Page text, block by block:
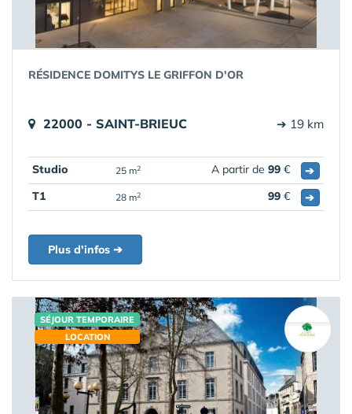
RÉSIDENCE DOMITYS LE GRIFFON D'OR
22000 - SAINT-BRIEUC ➔ 19 km
Studio 25 m2 A partir de 99 €
➔
T1
28 m2 99 € ➔
Plus d'infos ➔
SÉJOUR TEMPORAIRE
LOCATION